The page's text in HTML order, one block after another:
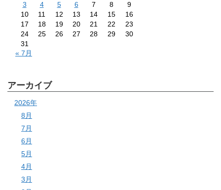
3
4 5 6 7 8
9
10
11 12 13 14 15
16
17
18 19 20 21 22
23
24
25 26 27 28 29
30
31
« 7月
アーカイブ
2026年
8月
7月
6月
5月
4月
3月